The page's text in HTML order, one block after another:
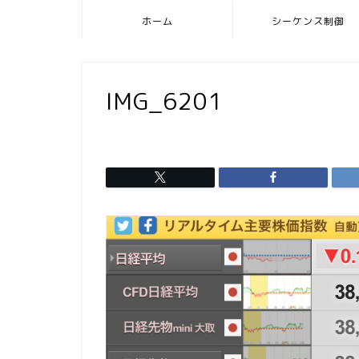
ホーム シーケンス制御
IMG_6201